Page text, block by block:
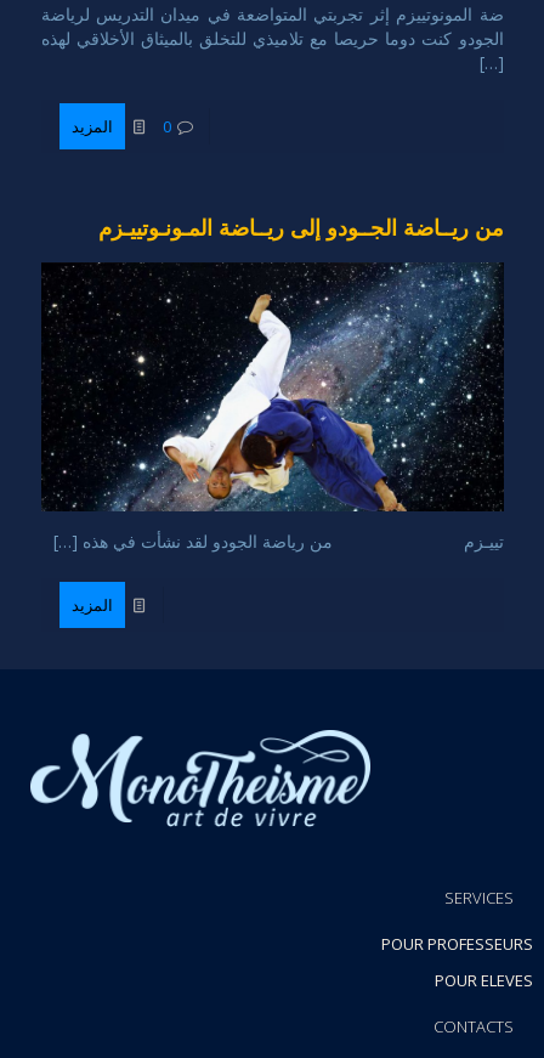
ضة المونوتييزم إثر تجربتي المتواضعة في ميدان التدريس لرياضة
الجودو كنت دوما حريصا مع تلاميذي للتخلق بالميثاق الأخلاقي لهذه
[…]
0 المزيد
من ريــاضة الجــودو إلى ريــاضة المـونـوتييـزم
تييـزم من رياضة الجودو لقد نشأت في هذه […]
المزيد
SERVICES
POUR PROFESSEURS
POUR ELEVES
CONTACTS